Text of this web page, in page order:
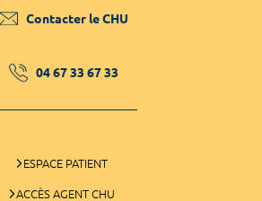
Contacter le CHU
04 67 33 67 33
ESPACE PATIENT
ACCÈS AGENT CHU